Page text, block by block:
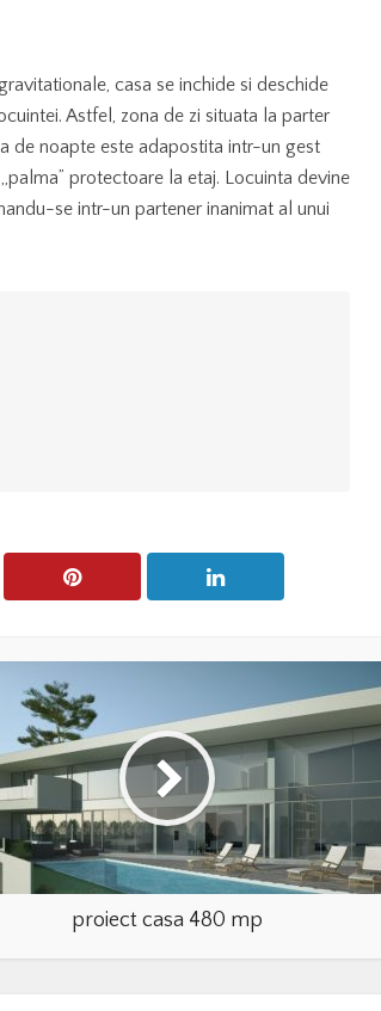
casa se inchide si deschide
Astfel, zona de zi situata la parter
de noapte este adapostita intr-un gest
protectoare la etaj. Locuinta devine
se intr-un partener inanimat al unui
proiect casa 480 mp